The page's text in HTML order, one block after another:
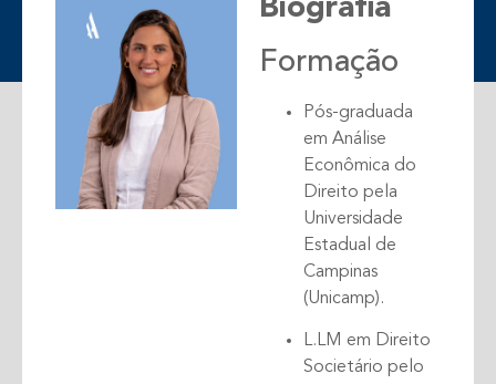
Biografia
Formação
Pós-graduada
em Análise
Econômica do
Direito pela
Universidade
Estadual de
Campinas
(Unicamp).
L.LM em Direito
Societário pelo